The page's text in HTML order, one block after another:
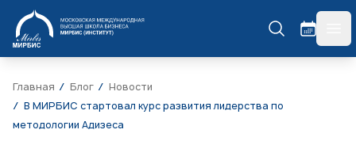
МИРБИС
Главная Блог
Новости
В МИРБИС стартовал курс развития лидерства по
методологии Адизеса